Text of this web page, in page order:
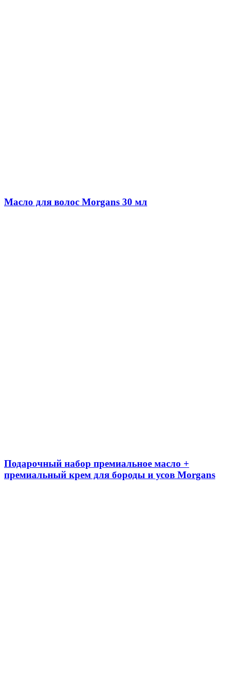
Масло для волос Morgans 30 мл
Подарочный набор премиальное масло +
премиальный крем для бороды и усов Morgans